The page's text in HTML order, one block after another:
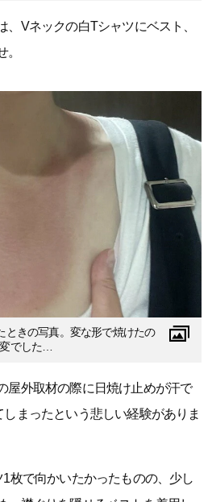
、Vネックの白Tシャツにベスト、
ときの写真。変な形で焼けたの
でした…
屋外取材の際に日焼け止めが汗で
まったという悲しい経験がありま
枚で向かいたかったものの、少し